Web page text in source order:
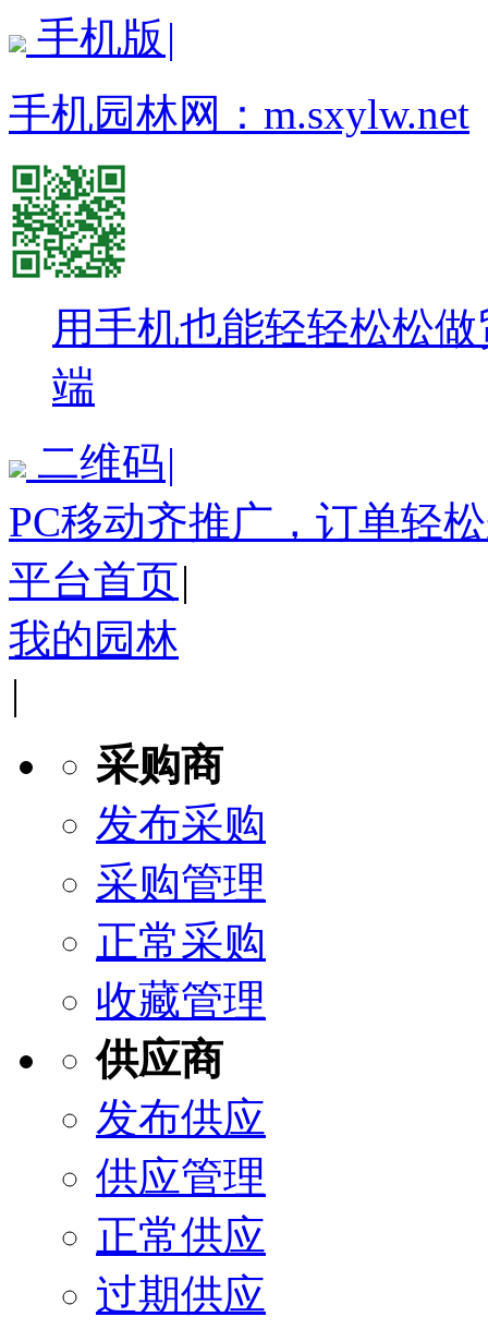
手机版 |
手机园林网： m.sxylw.net
用手机也能轻轻松松
端
二维码|
PC移动齐推广，订单轻
平台首页|
我的园林
|
采购商
发布采购
采购管理
正常采购
收藏管理
供应商
发布供应
供应管理
正常供应
过期供应